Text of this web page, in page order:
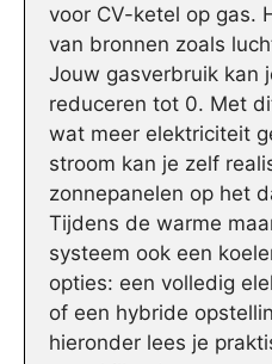
voor CV-ketel op gas.
van bronnen zoals
Jouw gasverbruik kan
reduceren tot 0. Met
wat meer elektriciteit
stroom kan je zelf
zonnepanelen op het
Tijdens de warme
systeem ook een
opties: een volledig
of een hybride
hieronder lees je